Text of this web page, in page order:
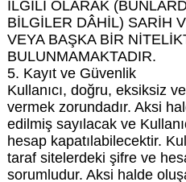
İLGİLİ OLARAK
BİLGİLER DÂHİL) SARİH
VEYA BAŞKA BİR
BULUNMAMAKTADIR.
5. Kayıt ve Güvenlik
Kullanıcı, doğru, eksiksiz
vermek zorundadır. Aksi
edilmiş sayılacak ve
hesap kapatılabilecektir.
taraf sitelerdeki şifre ve
sorumludur. Aksi halde